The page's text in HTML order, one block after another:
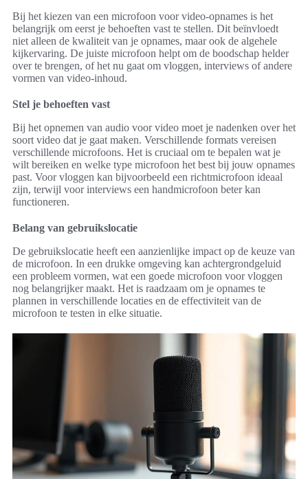
Bij het kiezen van een microfoon voor video-opnames is het
belangrijk om eerst je behoeften vast te stellen. Dit beïnvloedt
niet alleen de kwaliteit van je opnames, maar ook de algehele
kijkervaring. De juiste microfoon helpt om de boodschap helder
over te brengen, of het nu gaat om vloggen, interviews of andere
vormen van video-inhoud.
Stel je behoeften vast
Bij het opnemen van audio voor video moet je nadenken over het
soort video dat je gaat maken. Verschillende formats vereisen
verschillende microfoons. Het is cruciaal om te bepalen wat je
wilt bereiken en welke type microfoon het best bij jouw opnames
past. Voor vloggen kan bijvoorbeeld een richtmicrofoon ideaal
zijn, terwijl voor interviews een handmicrofoon beter kan
functioneren.
Belang van gebruikslocatie
De gebruikslocatie heeft een aanzienlijke impact op de keuze van
de microfoon. In een drukke omgeving kan achtergrondgeluid
een probleem vormen, wat een goede microfoon voor vloggen
nog belangrijker maakt. Het is raadzaam om je opnames te
plannen in verschillende locaties en de effectiviteit van de
microfoon te testen in elke situatie.